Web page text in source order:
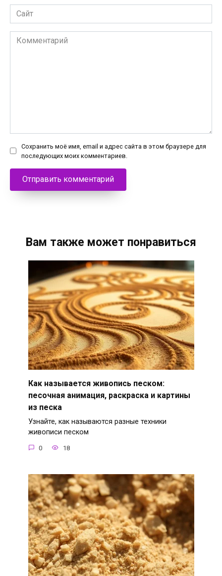
Сайт
Комментарий
Сохранить моё имя, email и адрес сайта в этом браузере для
последующих моих комментариев.
Вам также может понравиться
Как называется живопись песком:
песочная анимация, раскраска и картины
из песка
Узнайте, как называются разные техники
живописи песком
0 18